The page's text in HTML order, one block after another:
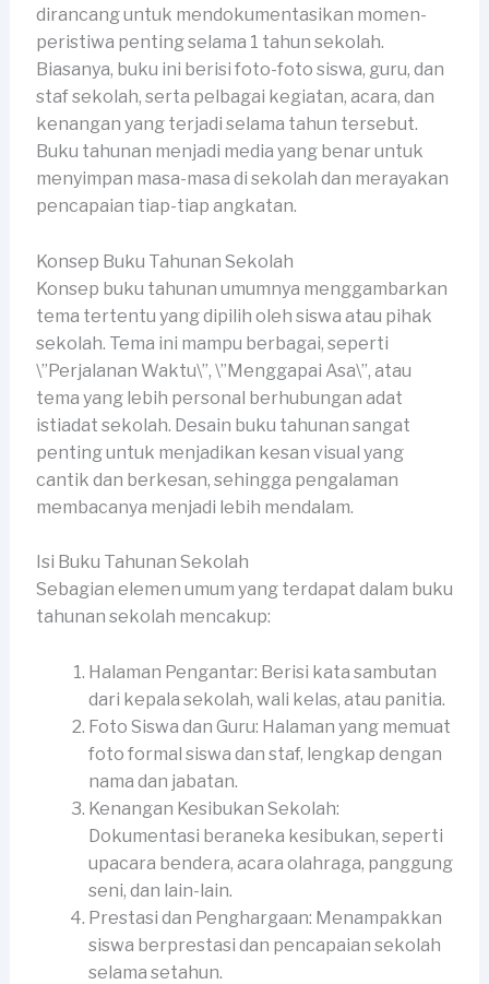
dirancang untuk mendokumentasikan momen-
peristiwa penting selama 1 tahun sekolah.
Biasanya, buku ini berisi foto-foto siswa, guru, dan
staf sekolah, serta pelbagai kegiatan, acara, dan
kenangan yang terjadi selama tahun tersebut.
Buku tahunan menjadi media yang benar untuk
menyimpan masa-masa di sekolah dan merayakan
pencapaian tiap-tiap angkatan.
Konsep Buku Tahunan Sekolah
Konsep buku tahunan umumnya menggambarkan
tema tertentu yang dipilih oleh siswa atau pihak
sekolah. Tema ini mampu berbagai, seperti
\”Perjalanan Waktu\”, \”Menggapai Asa\”, atau
tema yang lebih personal berhubungan adat
istiadat sekolah. Desain buku tahunan sangat
penting untuk menjadikan kesan visual yang
cantik dan berkesan, sehingga pengalaman
membacanya menjadi lebih mendalam.
Isi Buku Tahunan Sekolah
Sebagian elemen umum yang terdapat dalam buku
tahunan sekolah mencakup:
Halaman Pengantar: Berisi kata sambutan
dari kepala sekolah, wali kelas, atau panitia.
Foto Siswa dan Guru: Halaman yang memuat
foto formal siswa dan staf, lengkap dengan
nama dan jabatan.
Kenangan Kesibukan Sekolah:
Dokumentasi beraneka kesibukan, seperti
upacara bendera, acara olahraga, panggung
seni, dan lain-lain.
Prestasi dan Penghargaan: Menampakkan
siswa berprestasi dan pencapaian sekolah
selama setahun.